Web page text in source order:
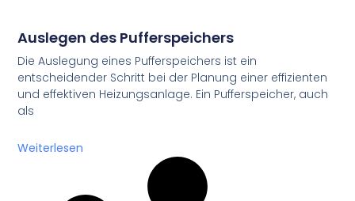
Auslegen des Pufferspeichers
Die Auslegung eines Pufferspeichers ist ein
entscheidender Schritt bei der Planung einer effizienten
und effektiven Heizungsanlage. Ein Pufferspeicher, auch
als
Weiterlesen